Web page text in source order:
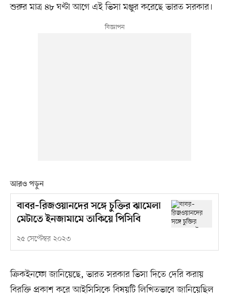
শুরুর মাত্র ৪৮ ঘণ্টা আগে এই ভিসা মঞ্জুর করেছে ভারত সরকার।
আরও পড়ুন
বাবর–রিজওয়ানদের সঙ্গে চুক্তির ঝামেলা
মেটাতে ইনজামামে তাকিয়ে পিসিবি
২৫ সেপ্টেম্বর ২০২৩
ক্রিকইনফো জানিয়েছে, ভারত সরকার ভিসা দিতে দেরি করায়
বিরক্তি প্রকাশ করে আইসিসিকে বিষয়টি লিখিতভাবে জানিয়েছিল